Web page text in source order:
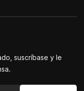
suscríbase y le